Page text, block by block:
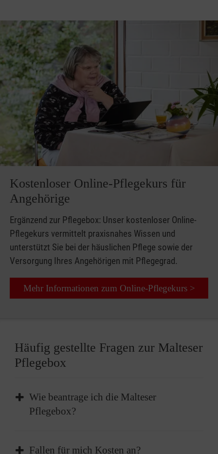
Kostenloser Online-Pflegekurs für
Angehörige
Ergänzend zur Pflegebox: Unser kostenloser Online-
Pflegekurs vermittelt praxisnahes Wissen und
unterstützt Sie bei der häuslichen Pflege sowie der
Versorgung Ihres Angehörigen mit Pflegegrad.
Mehr Informationen zum Online-Pflegekurs >
Häufig gestellte Fragen zur Malteser
Pflegebox
Wie beantrage ich die Malteser
Pflegebox?
Sie beantragen die Malteser Pflegebox
Fallen für mich Kosten an?